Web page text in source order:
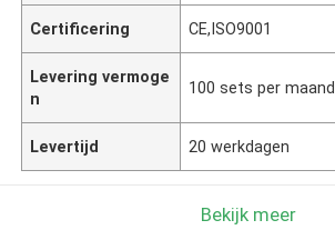
Certificering CE,ISO9001
Levering vermoge
n
100 sets per maand
Levertijd 20 werkdagen
Bekijk meer